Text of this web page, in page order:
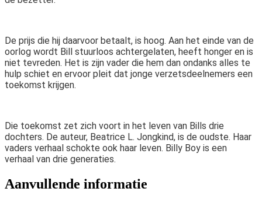
De prijs die hij daarvoor betaalt, is hoog. Aan het einde van de
oorlog wordt Bill stuurloos achtergelaten, heeft honger en is
niet tevreden. Het is zijn vader die hem dan ondanks alles te
hulp schiet en ervoor pleit dat jonge verzetsdeelnemers een
toekomst krijgen.
Die toekomst zet zich voort in het leven van Bills drie
dochters. De auteur, Beatrice L. Jongkind, is de oudste. Haar
vaders verhaal schokte ook haar leven. Billy Boy is een
verhaal van drie generaties.
Aanvullende informatie